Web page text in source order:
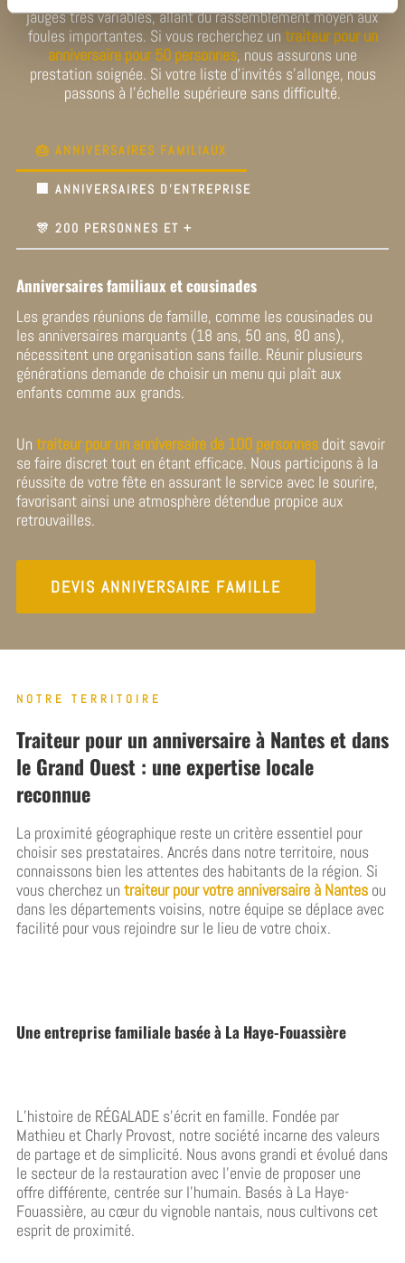
jauges très variables, allant du rassemblement moyen aux
foules importantes. Si vous recherchez un traiteur pour un
anniversaire pour 50 personnes, nous assurons une
prestation soignée. Si votre liste d’invités s’allonge, nous
passons à l’échelle supérieure sans difficulté.
🎂 ANNIVERSAIRES FAMILIAUX
🏢 ANNIVERSAIRES D'ENTREPRISE
🎊 200 PERSONNES ET +
Anniversaires familiaux et cousinades
Les grandes réunions de famille, comme les cousinades ou
les anniversaires marquants (18 ans, 50 ans, 80 ans),
nécessitent une organisation sans faille. Réunir plusieurs
générations demande de choisir un menu qui plaît aux
enfants comme aux grands.
Un traiteur pour un anniversaire de 100 personnes doit savoir
se faire discret tout en étant efficace. Nous participons à la
réussite de votre fête en assurant le service avec le sourire,
favorisant ainsi une atmosphère détendue propice aux
retrouvailles.
DEVIS ANNIVERSAIRE FAMILLE
NOTRE TERRITOIRE
Traiteur pour un anniversaire à Nantes et dans
le Grand Ouest : une expertise locale
reconnue
La proximité géographique reste un critère essentiel pour
choisir ses prestataires. Ancrés dans notre territoire, nous
connaissons bien les attentes des habitants de la région. Si
vous cherchez un traiteur pour votre anniversaire à Nantes ou
dans les départements voisins, notre équipe se déplace avec
facilité pour vous rejoindre sur le lieu de votre choix.
Une entreprise familiale basée à La Haye-Fouassière
L’histoire de RÉGALADE s’écrit en famille. Fondée par
Mathieu et Charly Provost, notre société incarne des valeurs
de partage et de simplicité. Nous avons grandi et évolué dans
le secteur de la restauration avec l’envie de proposer une
offre différente, centrée sur l’humain. Basés à La Haye-
Fouassière, au cœur du vignoble nantais, nous cultivons cet
esprit de proximité.